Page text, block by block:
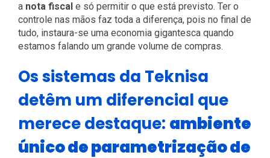
anota fiscal e só permitir o que está previsto. Ter o
controle nas mãos faz toda a diferença, pois no final de
tudo, instaura-se uma economia gigantesca quando
estamos falando um grande volume de compras.
Os sistemas da Teknisa
detêm um diferencial que
merece destaque: ambiente
único de parametrização de